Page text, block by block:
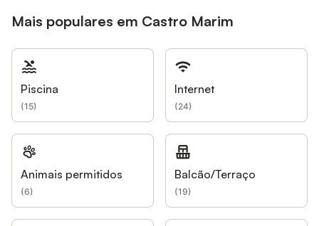
Mais populares em Castro Marim
Piscina
(15)
Internet
(24)
Animais permitidos
(6)
Balcão/Terraço
(19)